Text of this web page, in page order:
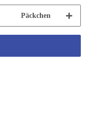
Päckchen